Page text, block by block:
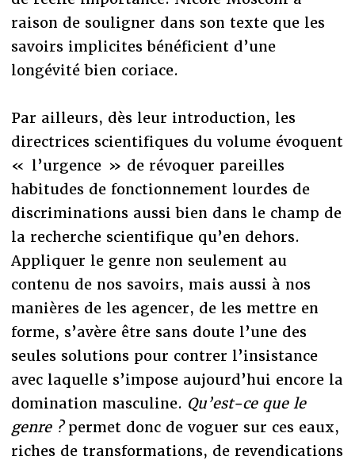
raison de souligner dans son texte que les
savoirs implicites bénéficient d’une
longévité bien coriace.
Par ailleurs, dès leur introduction, les
directrices scientifiques du volume évoquent
« l’urgence » de révoquer pareilles
habitudes de fonctionnement lourdes de
discriminations aussi bien dans le champ de
la recherche scientifique qu’en dehors.
Appliquer le genre non seulement au
contenu de nos savoirs, mais aussi à nos
manières de les agencer, de les mettre en
forme, s’avère être sans doute l’une des
seules solutions pour contrer l’insistance
avec laquelle s’impose aujourd’hui encore la
domination masculine. Qu’est-ce que le
genre ?permet donc de voguer sur ces eaux,
riches de transformations, de revendications